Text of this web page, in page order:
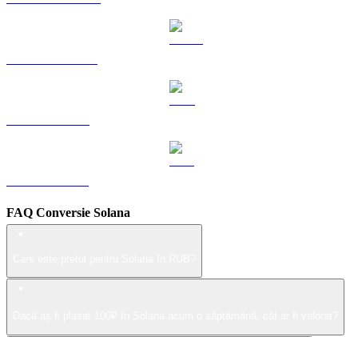
FAQ Conversie Solana